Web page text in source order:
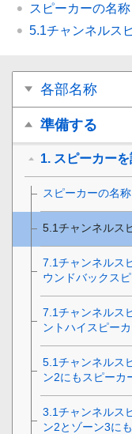
スピーカーの名称
5.1チャンネルス
各部名称
準備する
1. スピーカー
スピーカーの名
5.1チャンネルス
7.1チャンネルス
ウンドバックス
7.1チャンネルス
ントハイスピー
5.1チャンネルス
ン2にもスピーカ
3.1チャンネルス
ン2とゾーン3に